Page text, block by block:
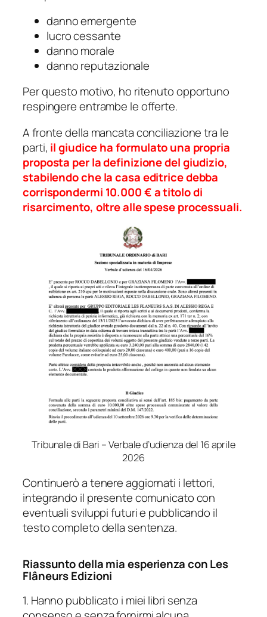
danno emergente
lucro cessante
danno morale
danno reputazionale
Per questo motivo, ho ritenuto opportuno
respingere entrambe le offerte.
A fronte della mancata conciliazione tra le
parti, il giudice ha formulato una propria
proposta per la definizione del giudizio,
stabilendo che la casa editrice debba
corrispondermi 10.000 € a titolo di
risarcimento, oltre alle spese processuali.
Tribunale di Bari – Verbale d’udienza del 16 aprile
2026
Continuerò a tenere aggiornati i lettori,
integrando il presente comunicato con
eventuali sviluppi futuri e pubblicando il
testo completo della sentenza.
Riassunto della mia esperienza con Les
Flâneurs Edizioni
1. Hanno pubblicato i miei libri senza